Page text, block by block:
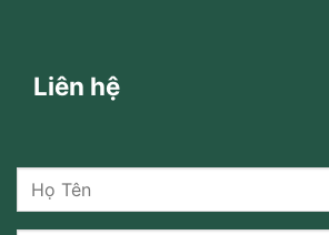
Liên hệ